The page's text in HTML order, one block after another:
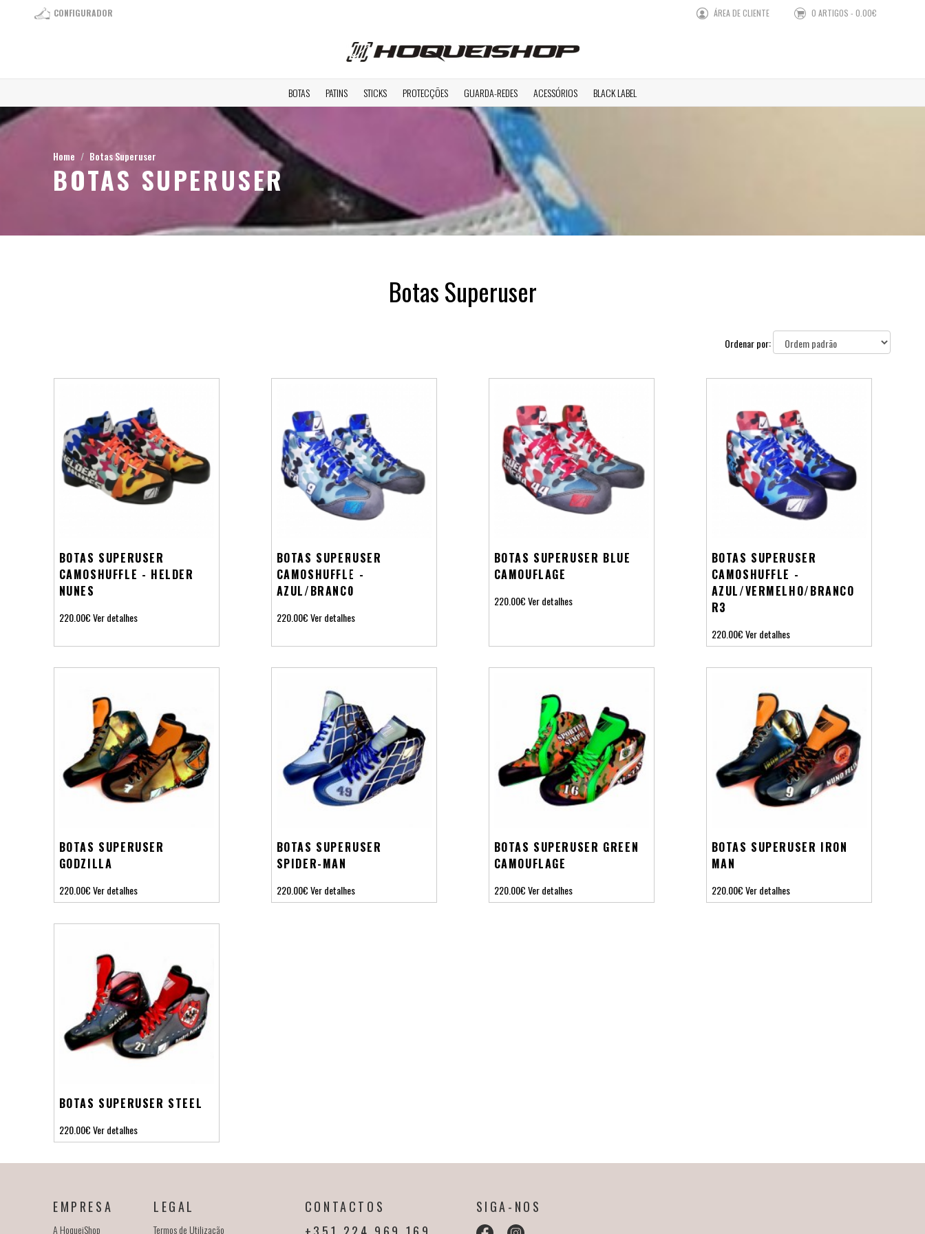
CONFIGURADOR ÁREA DE CLIENTE 0 ARTIGOS - 0.00€
BOTAS PATINS STICKS PROTECÇÕES GUARDA-REDES ACESSÓRIOS BLACK LABEL
Home Botas Superuser
BOTAS SUPERUSER
Botas Superuser
Ordenar por:
BOTAS SUPERUSER
CAMOSHUFFLE - HELDER
NUNES
220.00€Ver detalhes
BOTAS SUPERUSER
CAMOSHUFFLE -
AZUL/BRANCO
220.00€Ver detalhes
BOTAS SUPERUSER BLUE
CAMOUFLAGE
220.00€Ver detalhes
BOTAS SUPERUSER
CAMOSHUFFLE -
AZUL/VERMELHO/BRANCO
R3
220.00€Ver detalhes
BOTAS SUPERUSER
GODZILLA
220.00€Ver detalhes
BOTAS SUPERUSER
SPIDER-MAN
220.00€Ver detalhes
BOTAS SUPERUSER GREEN
CAMOUFLAGE
220.00€Ver detalhes
BOTAS SUPERUSER IRON
MAN
220.00€Ver detalhes
BOTAS SUPERUSER STEEL
220.00€Ver detalhes
EMPRESA
A HoqueiShop
LEGAL
Termos de Utilização
CONTACTOS
SIGA-NOS